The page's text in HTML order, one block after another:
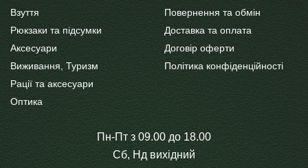
варіантів.
Параметри
можна
вибрати
на
сторінці
товару
Взуття
Рюкзаки та підсумки
Аксесуари
Виживання, Туризм
Рації та аксесуари
Оптика
Повернення та обмін
Доставка та оплата
Договір оферти
Політика конфіденційності
Пн-Пт з 09.00 до 18.00
Сб, Нд вихідний